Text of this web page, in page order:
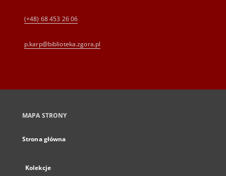
(+48) 68 453 26 06
p.karp@biblioteka.zgora.pl
MAPA STRONY
Strona główna
Kolekcje